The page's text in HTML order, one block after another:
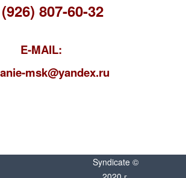
807-60-32
E-MAIL:
msk@yandex.ru
Syndicate ©